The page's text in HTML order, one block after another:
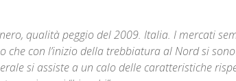
qualità peggio del 2009. Italia. I mercati
che con l’inizio della trebbiatura al Nord si
si assiste a un calo delle caratteristiche